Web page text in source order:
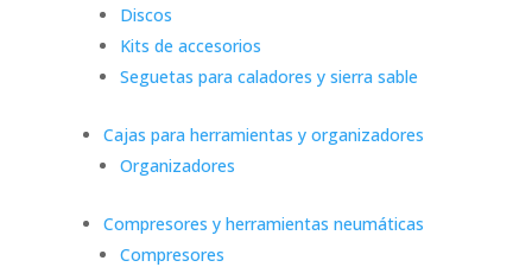
Discos
Kits de accesorios
Seguetas para caladores y sierra sable
Cajas para herramientas y organizadores
Organizadores
Compresores y herramientas neumáticas
Compresores